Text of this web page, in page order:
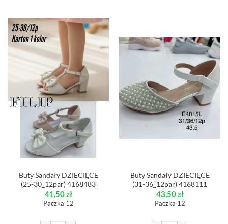
Buty Sandały DZIECIĘCE
(25-30_12par) 4168483
41,50zł
Paczka 12
Buty Sandały DZIECIĘCE
(31-36_12par) 4168111
43,50zł
Paczka 12